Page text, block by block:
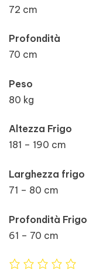
72 cm
Profondità
70 cm
Peso
80 kg
Altezza Frigo
181 – 190 cm
Larghezza frigo
71 – 80 cm
Profondità Frigo
61 – 70 cm